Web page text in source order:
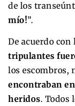
de los
mío!”.
De acuerdo con
tripulantes
los escombros,
encontraban
heridos. Todos